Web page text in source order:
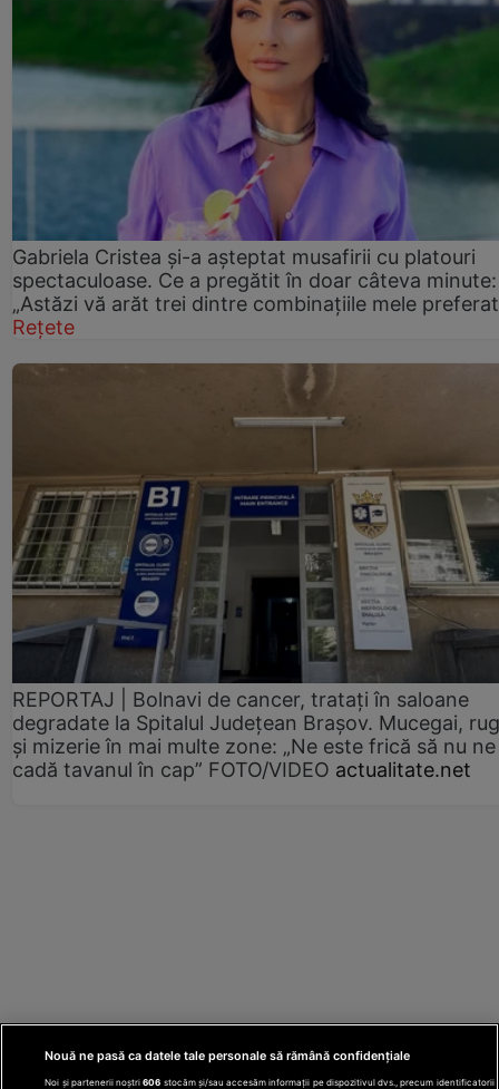
Gabriela Cristea și-a așteptat musafirii cu platouri
spectaculoase. Ce a pregătit în doar câteva minute:
„Astăzi vă arăt trei dintre combinațiile mele
Rețete
REPORTAJ | Bolnavi de cancer, tratați în saloane
degradate la Spitalul Județean Brașov. Mucegai,
și mizerie în mai multe zone: „Ne este frică să nu ne
cadă tavanul în cap” FOTO/VIDEO actualitate.net
Nouă ne pasă ca datele tale personale să rămână confidențiale
Noi și partenerii noștri606 stocăm și/sau accesăm informații pe dispozitivul dvs., precum identificatorii